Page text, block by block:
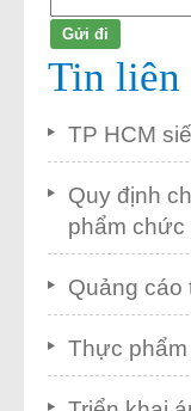
Tin liên
TP HCM
Quy định
phẩm chức
Quảng
Thực